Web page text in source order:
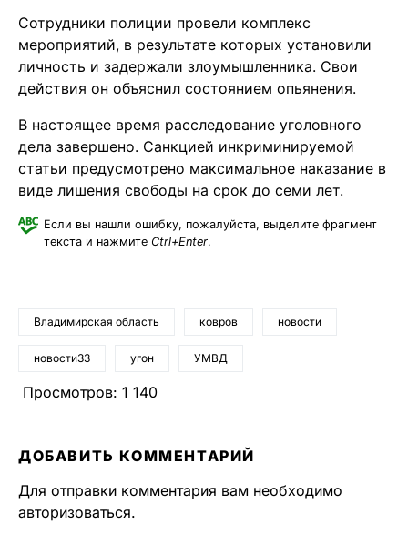
Сотрудники полиции провели комплекс
мероприятий, в результате которых установили
личность и задержали злоумышленника. Свои
действия он объяснил состоянием опьянения.
В настоящее время расследование уголовного
дела завершено. Санкцией инкриминируемой
статьи предусмотрено максимальное наказание в
виде лишения свободы на срок до семи лет.
Если вы нашли ошибку, пожалуйста, выделите фрагмент
текста и нажмите Ctrl+Enter.
Владимирская область ковров новости
новости33 угон УМВД
Просмотров: 1 140
ДОБАВИТЬ КОММЕНТАРИЙ
Для отправки комментария вам необходимо
авторизоваться.